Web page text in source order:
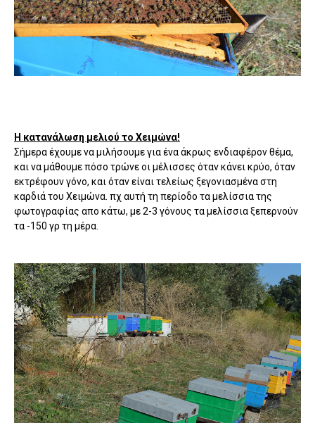
Η κατανάλωση μελιού το Χειμώνα!
Σήμερα έχουμε να μιλήσουμε για ένα άκρως ενδιαφέρον θέμα,
και να μάθουμε πόσο τρώνε οι μέλισσες όταν κάνει κρύο, όταν
εκτρέφουν γόνο, και όταν είναι τελείως ξεγονιασμένα στη
καρδιά του Χειμώνα. πχ αυτή τη περίοδο τα μελίσσια της
φωτογραφίας απο κάτω, με 2-3 γόνους τα μελίσσια ξεπερνούν
τα -150 γρ τη μέρα.